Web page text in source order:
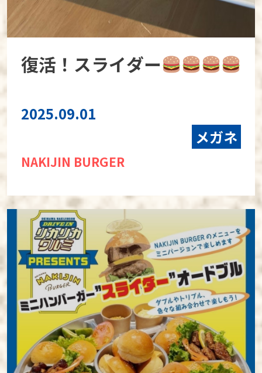
復活！スライダー
2025.09.01
メガネ
NAKIJIN BURGER